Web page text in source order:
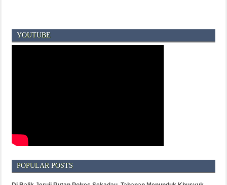
YOUTUBE
POPULAR POSTS